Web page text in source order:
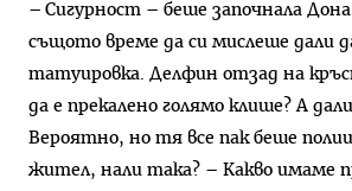
– Сигурност – беше започнала
същото време да си мислеше дали
татуировка. Делфин отзад на
да е прекалено голямо клише? А
Вероятно, но тя все пак беше
жител, нали така? – Какво имаме